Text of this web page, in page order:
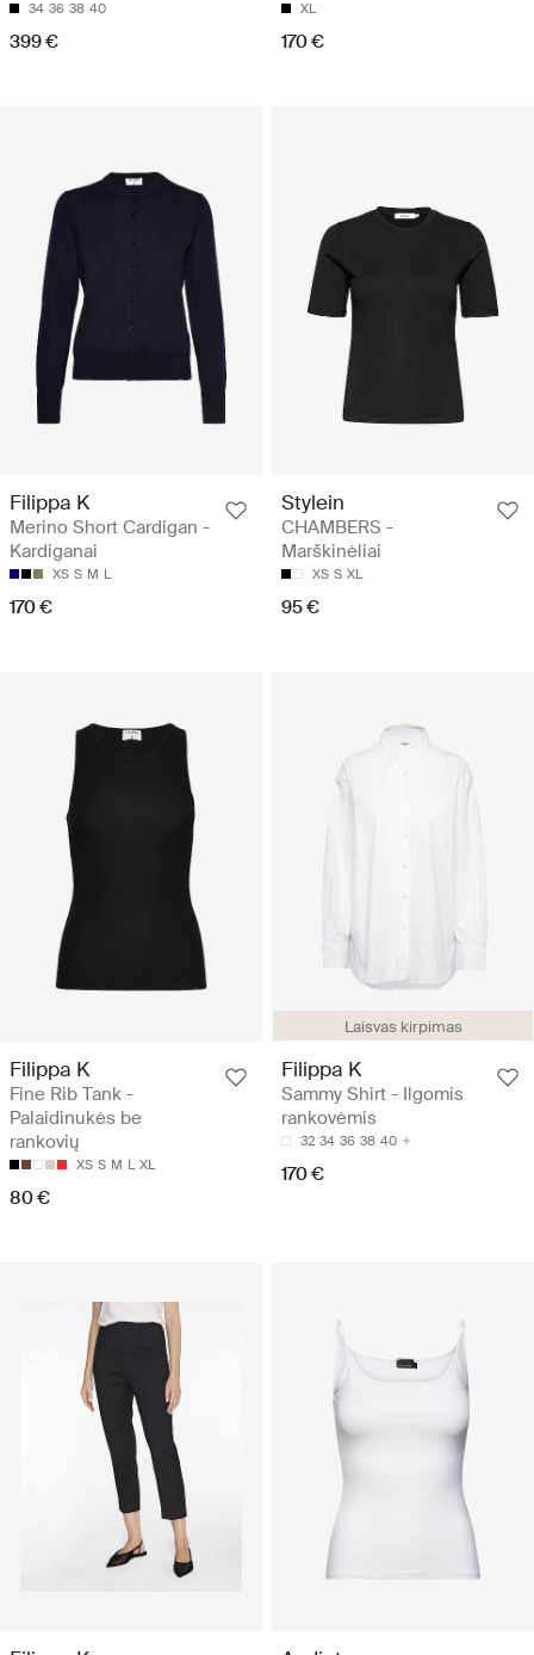
34 36 38 40
399 €
XL
170 €
Filippa K
Merino Short Cardigan -
Kardiganai
XS S M L
170 €
Stylein
CHAMBERS -
Marškinėliai
XS S XL
95 €
Filippa K
Fine Rib Tank -
Palaidinukės be
rankovių
XS S M L XL
80 €
Laisvas kirpimas
Filippa K
Sammy Shirt - Ilgomis
rankovėmis
32 34 36 38 40
170 €